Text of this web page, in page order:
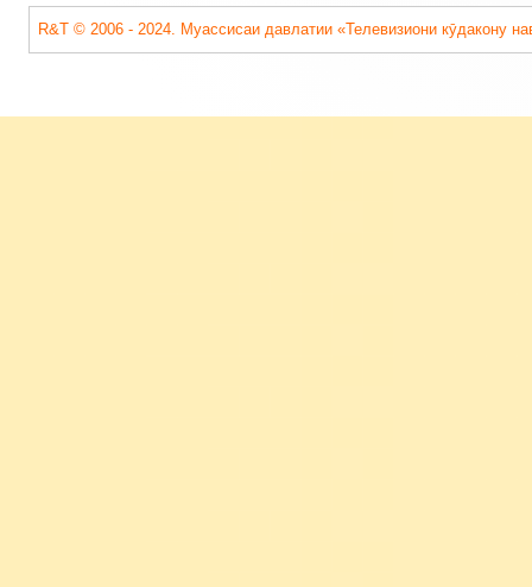
R&T © 2006 - 2024. Муассисаи давлатии «Телевизиони кӯдакону